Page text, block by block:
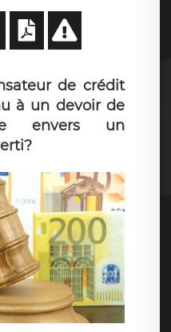
de crédit
à un devoir de
envers un